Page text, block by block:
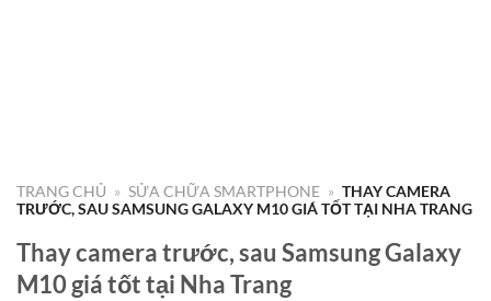
TRANG CHỦ » SỬA CHỮA SMARTPHONE » THAY CAMERA
TRƯỚC, SAU SAMSUNG GALAXY M10 GIÁ TỐT TẠI NHA TRANG
Thay camera trước, sau Samsung Galaxy
M10 giá tốt tại Nha Trang